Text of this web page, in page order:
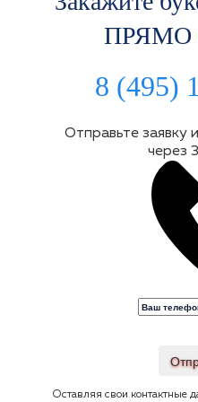
ПРЯМО
8 (495)
Отправьте заявку
через
Оставляя свои контактные